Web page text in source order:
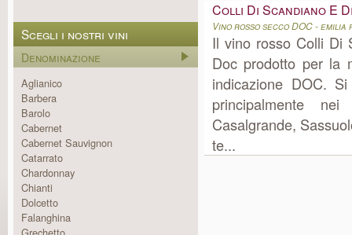
Scegli i nostri vini
Denominazione
Aglianico
Barbera
Barolo
Cabernet
Cabernet Sauvignon
Catarrato
Chardonnay
Chianti
Dolcetto
Falanghina
Colli Di Scandiano E
Vino rosso secco DOC - emilia
Il vino rosso Colli Di
Doc prodotto per la
indicazione DOC.
principalmente
Casalgrande,
te...